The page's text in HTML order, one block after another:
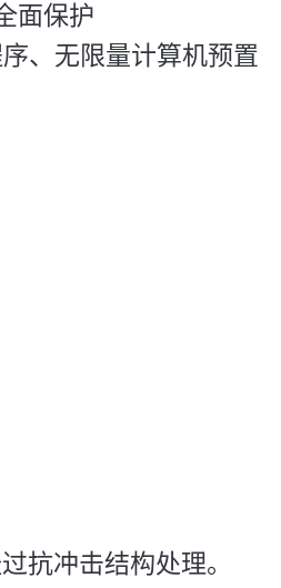
面保护
、无限量计算机预置
抗冲击结构处理。